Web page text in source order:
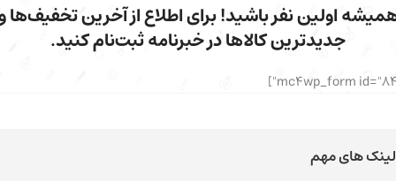
اولین نفر باشید! برای اطلاع از آخرین تخفیف‌ها
جدیدترین کالاها در خبرنامه ثبت‌نام کنید.
لینک های مهم